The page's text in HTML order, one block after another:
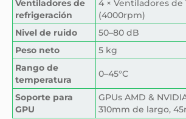
Ventiladores de
refrigeración
4 × Ventiladores de
(4000rpm)
Nivel de ruido
50–80 dB
Peso neto
5 kg
Rango de
temperatura
0–45°C
Soporte para
GPU
GPUs AMD &
310mm de largo,